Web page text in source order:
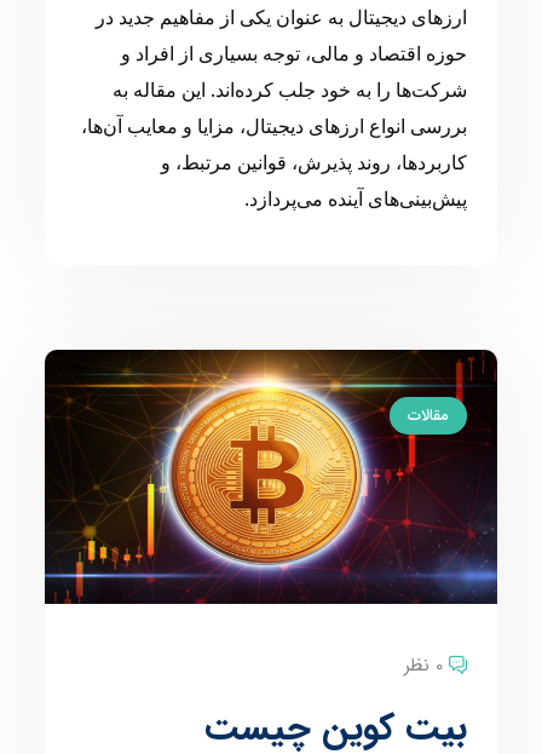
ارزهای دیجیتال به عنوان یکی از مفاهیم جدید در
حوزه اقتصاد و مالی، توجه بسیاری از افراد و
شرکت‌ها را به خود جلب کرده‌اند. این مقاله به
بررسی انواع ارزهای دیجیتال، مزایا و معایب آن‌ها،
کاربردها، روند پذیرش، قوانین مرتبط، و
پیش‌بینی‌های آینده می‌پردازد.
مقالات
0 نظر
بیت کوین چیست